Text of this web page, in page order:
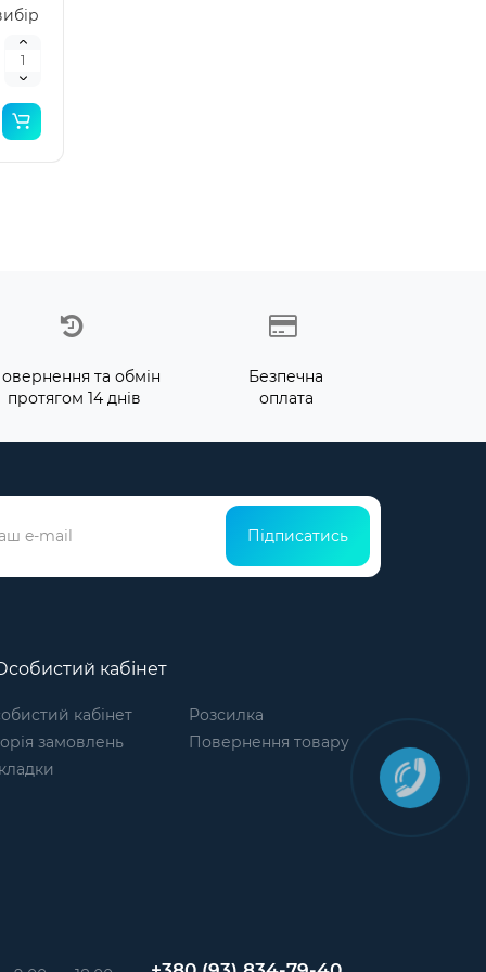
та обмін
протягом 14 днів
Безпечна
оплата
Підписатись
кабінет
кабінет
замовлень
Розсилка
Повернення товару